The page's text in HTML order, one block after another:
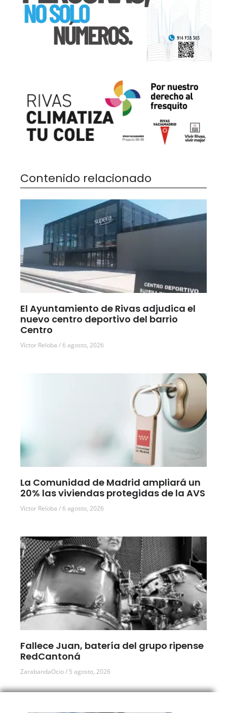
Contenido relacionado
El Ayuntamiento de Rivas adjudica el
nuevo centro deportivo del barrio
Centro
Víctor Reloba 6 agosto, 2026
La Comunidad de Madrid ampliará un
20% las viviendas protegidas de la AVS
Víctor Reloba 6 agosto, 2026
Fallece Juan, batería del grupo ripense
RedCantoná
ZarabandaOcio 5 agosto, 2026